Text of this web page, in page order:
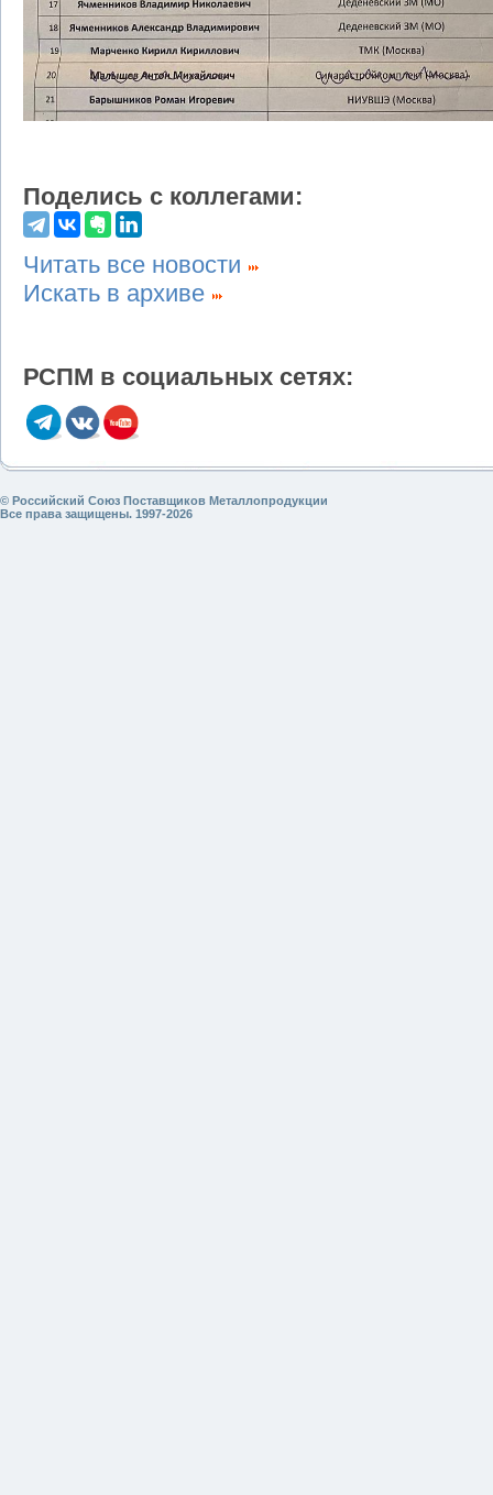
Поделись с коллегами:
Читать все новости
Искать в архиве
РСПМ в социальных сетях:
© Российский Союз Поставщиков Металлопродукции
Все права защищены. 1997-2026